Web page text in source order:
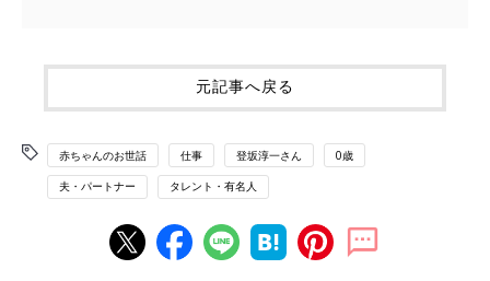
元記事へ戻る
赤ちゃんのお世話 仕事 登坂淳一さん 0歳
夫・パートナー タレント・有名人